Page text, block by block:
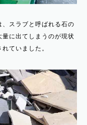
スラブと呼ばれる石の
に出てしまうのが現状
ていました。